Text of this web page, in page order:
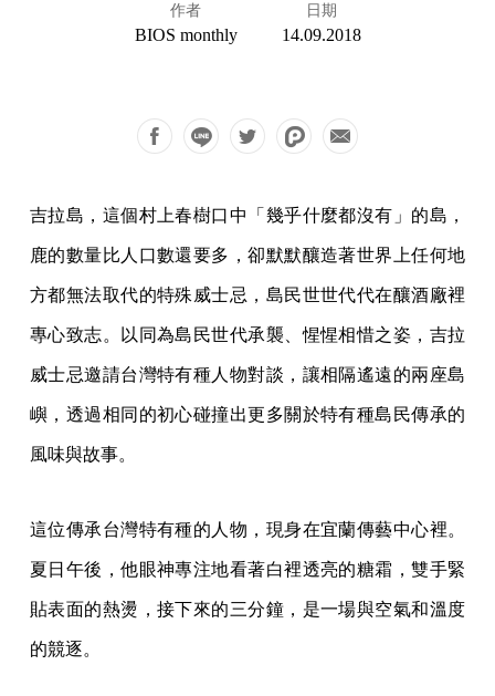
作者
BIOS monthly
日期
14.09.2018
吉拉島，這個村上春樹口中「幾乎什麼都沒有」的島，
鹿的數量比人口數還要多，卻默默釀造著世界上任何地
方都無法取代的特殊威士忌，島民世世代代在釀酒廠裡
專心致志。以同為島民世代承襲、惺惺相惜之姿，吉拉
威士忌邀請台灣特有種人物對談，讓相隔遙遠的兩座島
嶼，透過相同的初心碰撞出更多關於特有種島民傳承的
風味與故事。
這位傳承台灣特有種的人物，現身在宜蘭傳藝中心裡。
夏日午後，他眼神專注地看著白裡透亮的糖霜，雙手緊
貼表面的熱燙，接下來的三分鐘，是一場與空氣和溫度
的競逐。